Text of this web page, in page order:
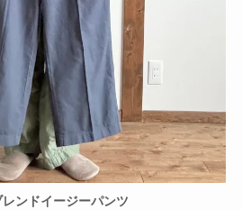
レンドイージーパンツ